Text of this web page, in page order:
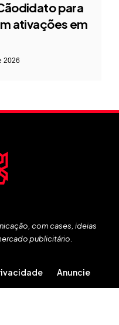
para
ativações em
2026
com cases, ideias
publicitário.
Anuncie